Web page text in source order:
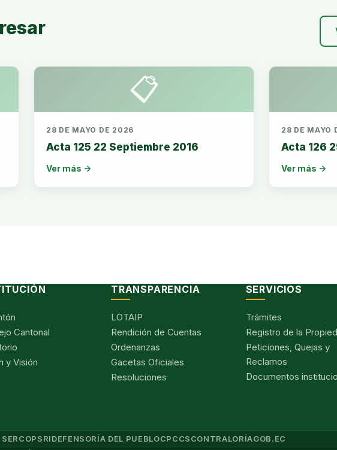
📋
28 DE MAYO DE 2026
Acta 125 22 Septiembre 2016
Ver más →
28 DE MAYO
Acta 126
Ver más →
Cantonal
y Visión
TRANSPARENCIA
LOTAIP
Rendición de Cuentas
Ordenanzas
Gacetas Oficiales
Resoluciones
SERVICIOS
Trámites
Registro de la
Peticiones, Quejas y
Reclamos
Documentos
SERCOPSRIDEFENSORÍA DEL PUEBLOCPCCSCONTRALORÍAGOB.EC